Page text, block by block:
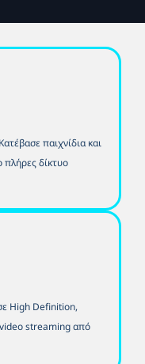
παιχνίδια και
δίκτυο
High Definition,
video streaming από